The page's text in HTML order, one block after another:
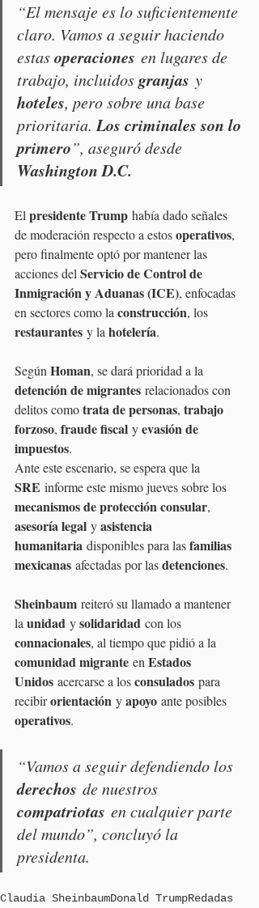
“El mensaje es lo suficientemente
claro. Vamos a seguir haciendo
estas operaciones en lugares de
trabajo, incluidos granjas y
hoteles, pero sobre una base
prioritaria. Los criminales son lo
primero”, aseguró desde
Washington D.C.
El presidente Trump había dado señales
de moderación respecto a estos operativos,
pero finalmente optó por mantener las
acciones del Servicio de Control de
Inmigración y Aduanas (ICE), enfocadas
en sectores como la construcción, los
restaurantes y la hotelería.
Según Homan, se dará prioridad a la
detención de migrantes relacionados con
delitos como trata de personas, trabajo
forzoso, fraude fiscal y evasión de
impuestos.
Ante este escenario, se espera que la
SRE informe este mismo jueves sobre los
mecanismos de protección consular,
asesoría legal y asistencia
humanitaria disponibles para las familias
mexicanas afectadas por las detenciones.
Sheinbaum reiteró su llamado a mantener
la unidad y solidaridad con los
connacionales, al tiempo que pidió a la
comunidad migrante en Estados
Unidos acercarse a los consulados para
recibir orientación y apoyo ante posibles
operativos.
“Vamos a seguir defendiendo los
derechos de nuestros
compatriotas en cualquier parte
del mundo”, concluyó la
presidenta.
Claudia SheinbaumDonald TrumpRedadas